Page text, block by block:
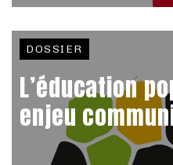
DOSSIER
L’éducation
enjeu